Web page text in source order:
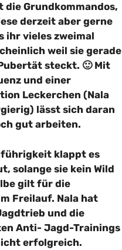
die Grundkommandos,
derzeit aber gerne
ihr vieles zweimal
weil sie gerade
steckt. 🙂 Mit
und einer
Leckerchen (Nala
lässt sich daran
gut arbeiten.
klappt es
solange sie kein Wild
gilt für die
Freilauf. Nala hat
und die
Anti- Jagd-Trainings
erfolgreich.